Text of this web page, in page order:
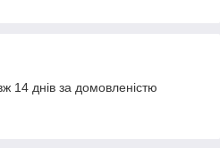
14 днів за домовленістю